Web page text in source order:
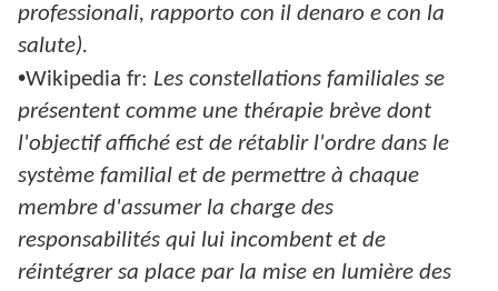
professionali, rapporto con il denaro e con la
salute).
•Wikipedia fr: Les constellations familiales se
présentent comme une thérapie brève dont
l'objectif affiché est de rétablir l'ordre dans le
système familial et de permettre à chaque
membre d'assumer la charge des
responsabilités qui lui incombent et de
réintégrer sa place par la mise en lumière des